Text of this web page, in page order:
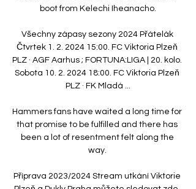
boot from Kelechi Iheanacho.
Všechny zápasy sezony 2024 Přátelák
Čtvrtek 1. 2. 2024 15:00. FC Viktoria Plzeň
PLZ · AGF Aarhus ; FORTUNA:LIGA | 20. kolo.
Sobota 10. 2. 2024 18:00. FC Viktoria Plzeň
PLZ · FK Mladá ...
Hammers fans have waited a long time for
that promise to be fulfilled and there has
been a lot of resentment felt along the
way.
Příprava 2023/2024 Stream utkání Viktorie